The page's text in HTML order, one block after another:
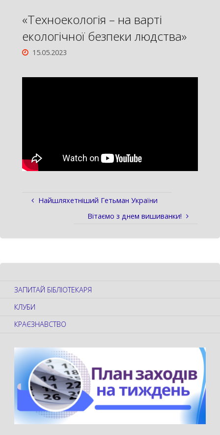
«Техноекологія – на варті
екологічної безпеки людства»
15.05.2023
Найшляхетніший Гетьман України
Вітаємо з днем вишиванки!
ЗАПИТАЙ БІБЛІОТЕКАРЯ
КЛУБИ
КРАЄЗНАВСТВО